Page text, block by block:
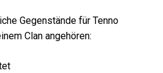
Gegenstände für Tenno
Clan angehören: